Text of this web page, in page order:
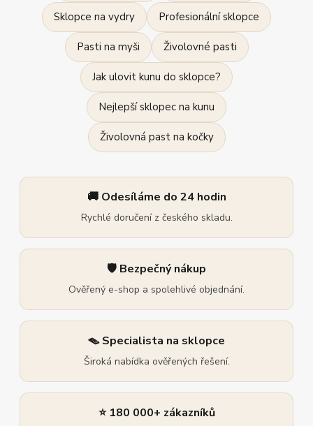
Sklopce na vydry Profesionální sklopce
Pasti na myši Živolovné pasti
Jak ulovit kunu do sklopce?
Nejlepší sklopec na kunu
Živolovná past na kočky
🚚 Odesíláme do 24 hodin
Rychlé doručení z českého skladu.
🛡️ Bezpečný nákup
Ověřený e-shop a spolehlivé objednání.
🪤 Specialista na sklopce
Široká nabídka ověřených řešení.
⭐ 180 000+ zákazníků